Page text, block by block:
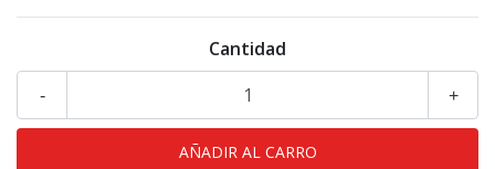
Cantidad
+
-